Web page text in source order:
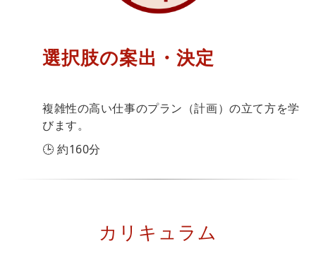
選択肢の案出・決定
複雑性の高い仕事のプラン（計画）の立て方を学
びます。
🕒 約160分
カリキュラム